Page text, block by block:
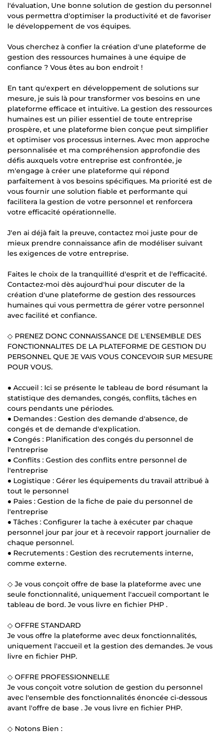
l'évaluation, Une bonne solution de gestion du personnel
vous permettra d'optimiser la productivité et de favoriser
le développement de vos équipes.
Vous cherchez à confier la création d'une plateforme de
gestion des ressources humaines à une équipe de
confiance ? Vous êtes au bon endroit !
En tant qu'expert en développement de solutions sur
mesure, je suis là pour transformer vos besoins en une
plateforme efficace et intuitive. La gestion des ressources
humaines est un pilier essentiel de toute entreprise
prospère, et une plateforme bien conçue peut simplifier
et optimiser vos processus internes. Avec mon approche
personnalisée et ma compréhension approfondie des
défis auxquels votre entreprise est confrontée, je
m'engage à créer une plateforme qui répond
parfaitement à vos besoins spécifiques. Ma priorité est de
vous fournir une solution fiable et performante qui
facilitera la gestion de votre personnel et renforcera
votre efficacité opérationnelle.
J'en ai déjà fait la preuve, contactez moi juste pour de
mieux prendre connaissance afin de modéliser suivant
les exigences de votre entreprise.
Faites le choix de la tranquillité d'esprit et de l'efficacité.
Contactez-moi dès aujourd'hui pour discuter de la
création d'une plateforme de gestion des ressources
humaines qui vous permettra de gérer votre personnel
avec facilité et confiance.
◇ PRENEZ DONC CONNAISSANCE DE L'ENSEMBLE DES
FONCTIONNALITES DE LA PLATEFORME DE GESTION DU
PERSONNEL QUE JE VAIS VOUS CONCEVOIR SUR MESURE
POUR VOUS.
● Accueil : Ici se présente le tableau de bord résumant la
statistique des demandes, congés, conflits, tâches en
cours pendants une périodes.
● Demandes : Gestion des demande d'absence, de
congés et de demande d'explication.
● Congés : Planification des congés du personnel de
l'entreprise
● Conflits : Gestion des conflits entre personnel de
l'entreprise
● Logistique : Gérer les équipements du travail attribué à
tout le personnel
● Paies : Gestion de la fiche de paie du personnel de
l'entreprise
● Tâches : Configurer la tache à exécuter par chaque
personnel jour par jour et à recevoir rapport journalier de
chaque personnel.
● Recrutements : Gestion des recrutements interne,
comme externe.
◇ Je vous conçoit offre de base la plateforme avec une
seule fonctionnalité, uniquement l'accueil comportant le
tableau de bord. Je vous livre en fichier PHP .
◇ OFFRE STANDARD
Je vous offre la plateforme avec deux fonctionnalités,
uniquement l'accueil et la gestion des demandes. Je vous
livre en fichier PHP.
◇ OFFRE PROFESSIONNELLE
Je vous conçoit votre solution de gestion du personnel
avec l'ensemble des fonctionnalités énoncée ci-dessous
avant l'offre de base . Je vous livre en fichier PHP.
◇ Notons Bien :